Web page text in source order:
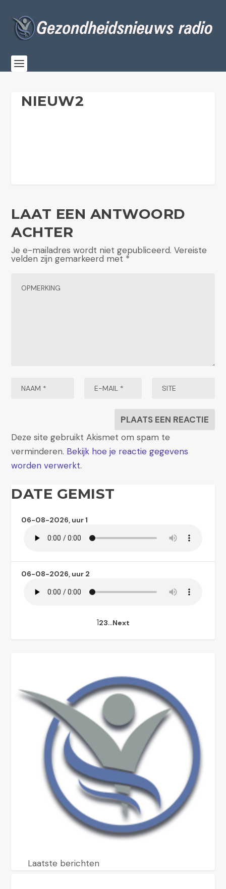
NIEUW2
LAAT EEN ANTWOORD
ACHTER
Je e-mailadres wordt niet gepubliceerd. Vereiste
velden zijn gemarkeerd met *
Deze site gebruikt Akismet om spam te
verminderen. Bekijk hoe je reactie gegevens
worden verwerkt.
DATE GEMIST
06-08-2026, uur 1
06-08-2026, uur 2
123…Next
Laatste berichten